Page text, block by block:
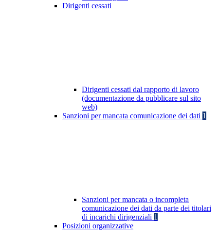
Dirigenti cessati
Dirigenti cessati dal rapporto di lavoro
(documentazione da pubblicare sul sito
web)
Sanzioni per mancata comunicazione dei dati 1
Sanzioni per mancata o incompleta
comunicazione dei dati da parte dei titolari
di incarichi dirigenziali 1
Posizioni organizzative